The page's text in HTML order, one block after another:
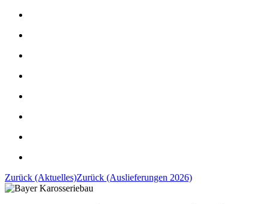
Zurück (Aktuelles)Zurück (Auslieferungen 2026)